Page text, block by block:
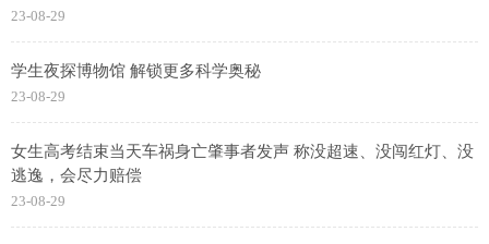
23-08-29
学生夜探博物馆 解锁更多科学奥秘
23-08-29
女生高考结束当天车祸身亡肇事者发声 称没超速、没闯红灯、没
逃逸，会尽力赔偿
23-08-29